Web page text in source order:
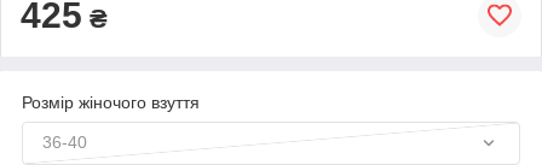
425 ₴
Розмір жіночого взуття
36-40